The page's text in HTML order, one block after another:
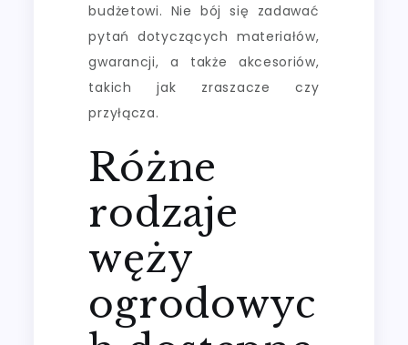
budżetowi. Nie bój się zadawać
pytań dotyczących materiałów,
gwarancji, a także akcesoriów,
takich jak zraszacze czy
przyłącza.
Różne
rodzaje
węży
ogrodowyc